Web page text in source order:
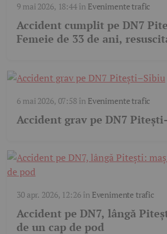
9 mai 2026, 18:44în Evenimente trafic
Accident cumplit pe DN7
Femeie de 33 de ani,
6 mai 2026, 07:58în Evenimente trafic
Accident grav pe DN7
30 apr. 2026, 12:26în Evenimente trafic
Accident pe DN7, lângă
de un cap de pod